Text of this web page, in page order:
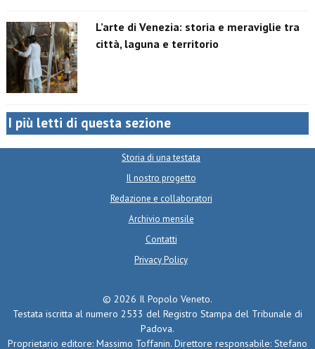
L’arte di Venezia: storia e meraviglie tra
città, laguna e territorio
I più letti di questa sezione
Storia di una testata
Il nostro progetto
Redazione e collaboratori
Archivio mensile
Contatti
Privacy Policy
© 2026 Il Popolo Veneto.
Testata iscritta al numero 2533 del Registro Stampa del Tribunale di
Padova.
Proprietario editore: Massimo Toffanin. Direttore responsabile: Stefano